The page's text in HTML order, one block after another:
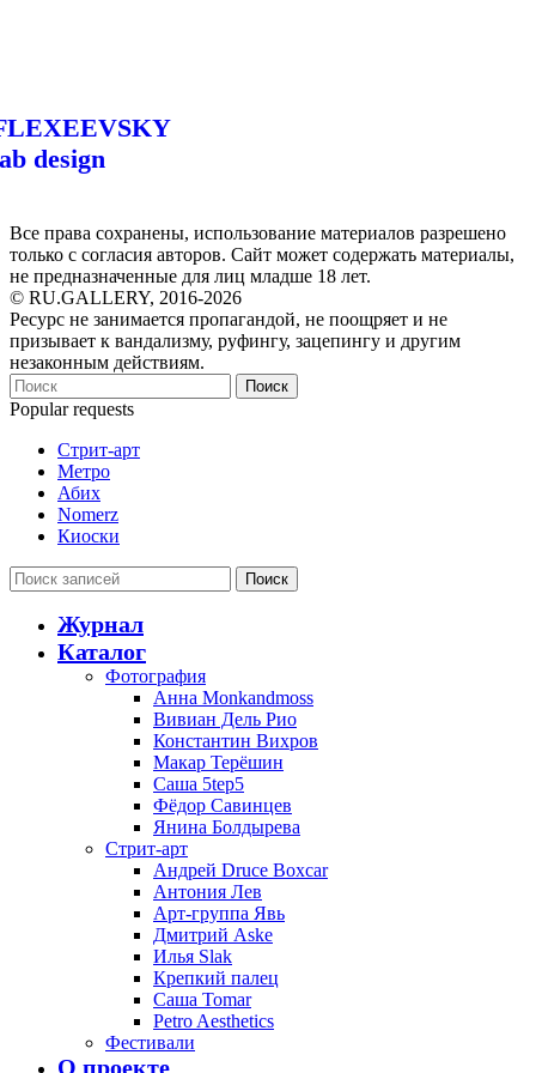
design
Все права сохранены, использование материалов разрешено
только с согласия авторов. Сайт может содержать материалы,
не предназначенные для лиц младше 18 лет.
© RU.GALLERY, 2016-2026
Ресурс не занимается пропагандой, не поощряет и не
призывает к вандализму, руфингу, зацепингу и другим
незаконным действиям.
Поиск
Popular requests
Стрит-арт
Метро
Абих
Nomerz
Киоски
Поиск
Журнал
Каталог
Фотография
Анна Monkandmoss
Вивиан Дель Рио
Константин Вихров
Макар Терёшин
Саша 5tep5
Фёдор Савинцев
Янина Болдырева
Стрит-арт
Андрей Druce Boxcar
Антония Лев
Арт-группа Явь
Дмитрий Aske
Илья Slak
Крепкий палец
Саша Tomar
Petro Aesthetics
Фестивали
О проекте